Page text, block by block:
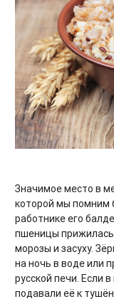
Значимое место в
которой мы помним
работнике его
пшеницы прижилась
морозы и засуху.
на ночь в воде или
русской печи. Если
подавали её к